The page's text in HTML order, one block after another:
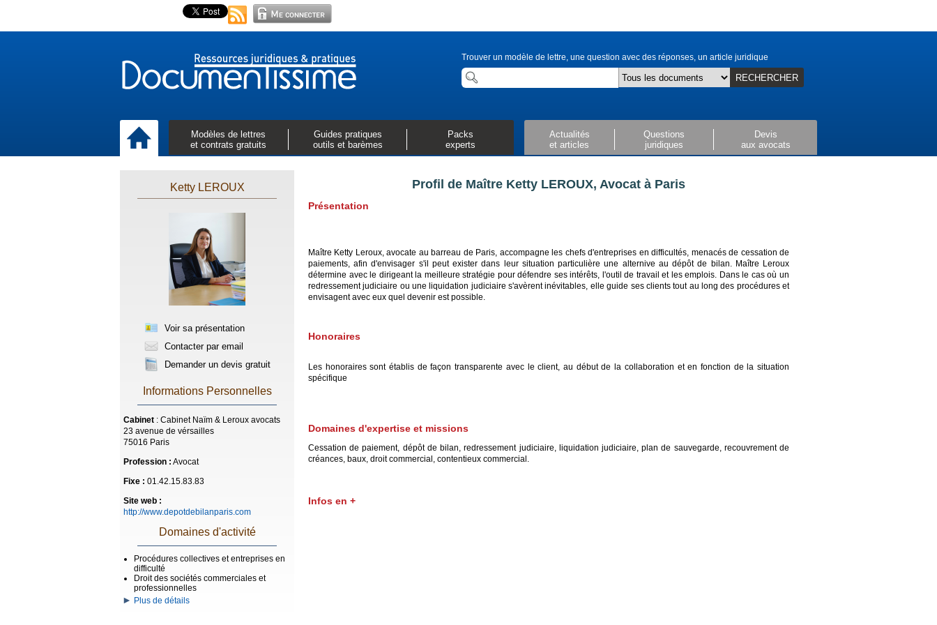
Trouver un modèle de lettre, une question avec des réponses, un article juridique
RECHERCHER
Modèles de lettres
et contrats gratuits
Guides pratiques
outils et barèmes
Packs
experts
Actualités
et articles
Questions
juridiques
Devis
aux avocats
Ketty LEROUX
Voir sa présentation
Contacter par email
Demander un devis gratuit
Informations Personnelles
Cabinet : Cabinet Naïm & Leroux avocats
23 avenue de vérsailles
75016 Paris
Profession : Avocat
Fixe : 01.42.15.83.83
Site web :
http://www.depotdebilanparis.com
Domaines d'activité
Procédures collectives et entreprises en
difficulté
Droit des sociétés commerciales et
professionnelles
Plus de détails
Profil de Maître Ketty LEROUX, Avocat à Paris
Présentation
Maître Ketty Leroux, avocate au barreau de Paris, accompagne les chefs d'entreprises en difficultés, menacés de cessation de
paiements, afin d'envisager s'il peut exister dans leur situation particulière une alternive au dépôt de bilan. Maître Leroux
détermine avec le dirigeant la meilleure stratégie pour défendre ses intérêts, l'outil de travail et les emplois. Dans le cas où un
redressement judiciaire ou une liquidation judiciaire s'avèrent inévitables, elle guide ses clients tout au long des procédures et
envisagent avec eux quel devenir est possible.
Honoraires
Les honoraires sont établis de façon transparente avec le client, au début de la collaboration et en fonction de la situation
spécifique
Domaines d'expertise et missions
Cessation de paiement, dépôt de bilan, redressement judiciaire, liquidation judiciaire, plan de sauvegarde, recouvrement de
créances, baux, droit commercial, contentieux commercial.
Infos en +